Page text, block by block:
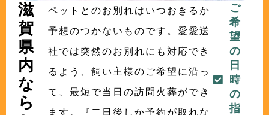
滋
賀
県
内
な
ら
ペットとのお別れはいつおきるか
予想のつかないものです。愛愛送
社では突然のお別れにも対応でき
るよう、飼い主様のご希望に沿っ
て、最短で当日の訪問火葬ができ
ます。『二日後しか予約が取れな
ご
希
望
の
日
時
の
指